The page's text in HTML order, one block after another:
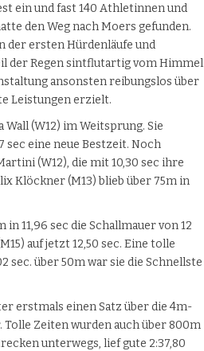
ein und fast 140 Athletinnen und
den Weg nach Moers gefunden.
der ersten Hürdenläufe und
der Regen sintflutartig vom Himmel
ansonsten reibungslos über
Leistungen erzielt.
(W12) im Weitsprung. Sie
sec eine neue Bestzeit. Noch
(W12), die mit 10,30 sec ihre
Klöckner (M13) blieb über 75m in
11,96 sec die Schallmauer von 12
auf jetzt 12,50 sec. Eine tolle
sec. über 50m war sie die Schnellste
erstmals einen Satz über die 4m-
Tolle Zeiten wurden auch über 800m
unterwegs, lief gute 2:37,80